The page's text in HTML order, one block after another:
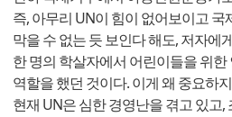
즉, 아무리 UN이 힘이 없어보이고
막을 수 없는 듯 보인다 해도, 저자에
한 명의 학살자에서 어린이들을 위
역할을 했던 것이다. 이게 왜 중요하
현재 UN은 심한 경영난을 겪고 있고,